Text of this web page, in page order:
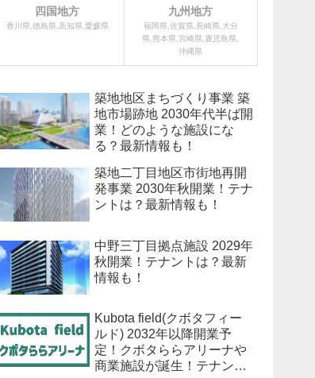
四国地方
香川県,徳島県,高知県,愛媛県
九州地方
福岡県,佐賀県,長崎県,大分
県,熊本県,宮崎県,鹿児島県,
沖縄県
築地地区まちづくり事業 築
地市場跡地 2030年代半ば開
業！どのような施設にな
る？最新情報も！
築地二丁目地区市街地再開
発事業 2030年秋開業！テナ
ントは？最新情報も！
中野三丁目拠点施設 2029年
秋開業！テナントは？最新
情報も！
Kubota field(クボタフィー
ルド) 2032年以降開業予
定！クボタららアリーナや
商業施設が誕生！テナント